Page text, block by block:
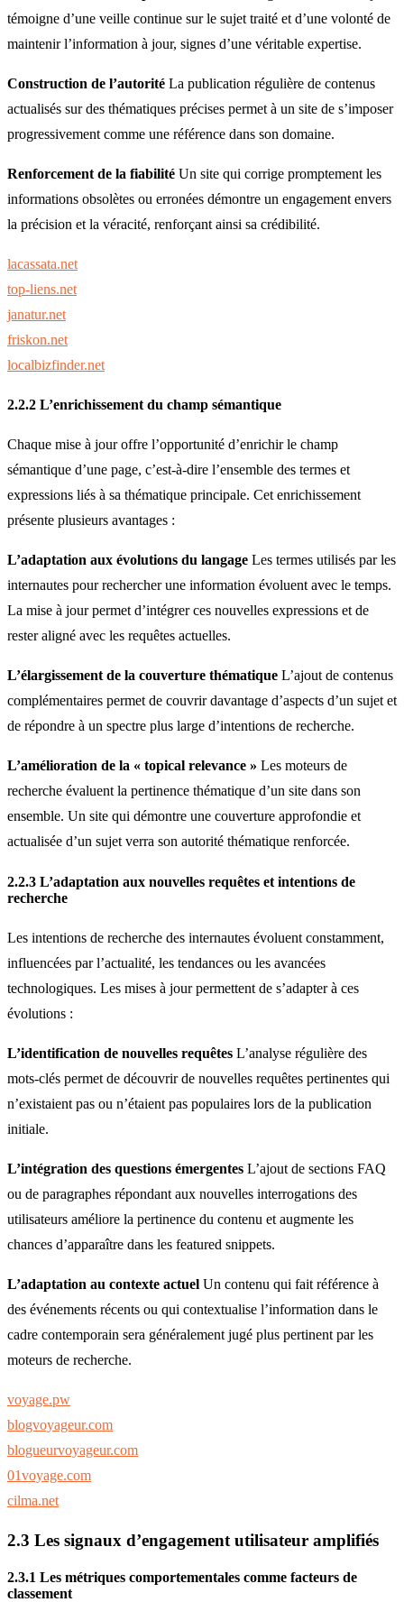
témoigne d’une veille continue sur le sujet traité et d’une volonté de
maintenir l’information à jour, signes d’une véritable expertise.
Construction de l’autorité La publication régulière de contenus
actualisés sur des thématiques précises permet à un site de s’imposer
progressivement comme une référence dans son domaine.
Renforcement de la fiabilité Un site qui corrige promptement les
informations obsolètes ou erronées démontre un engagement envers
la précision et la véracité, renforçant ainsi sa crédibilité.
lacassata.net
top-liens.net
janatur.net
friskon.net
localbizfinder.net
2.2.2 L’enrichissement du champ sémantique
Chaque mise à jour offre l’opportunité d’enrichir le champ
sémantique d’une page, c’est-à-dire l’ensemble des termes et
expressions liés à sa thématique principale. Cet enrichissement
présente plusieurs avantages :
L’adaptation aux évolutions du langage Les termes utilisés par les
internautes pour rechercher une information évoluent avec le temps.
La mise à jour permet d’intégrer ces nouvelles expressions et de
rester aligné avec les requêtes actuelles.
L’élargissement de la couverture thématique L’ajout de contenus
complémentaires permet de couvrir davantage d’aspects d’un sujet et
de répondre à un spectre plus large d’intentions de recherche.
L’amélioration de la « topical relevance » Les moteurs de
recherche évaluent la pertinence thématique d’un site dans son
ensemble. Un site qui démontre une couverture approfondie et
actualisée d’un sujet verra son autorité thématique renforcée.
2.2.3 L’adaptation aux nouvelles requêtes et intentions de
recherche
Les intentions de recherche des internautes évoluent constamment,
influencées par l’actualité, les tendances ou les avancées
technologiques. Les mises à jour permettent de s’adapter à ces
évolutions :
L’identification de nouvelles requêtes L’analyse régulière des
mots-clés permet de découvrir de nouvelles requêtes pertinentes qui
n’existaient pas ou n’étaient pas populaires lors de la publication
initiale.
L’intégration des questions émergentes L’ajout de sections FAQ
ou de paragraphes répondant aux nouvelles interrogations des
utilisateurs améliore la pertinence du contenu et augmente les
chances d’apparaître dans les featured snippets.
L’adaptation au contexte actuel Un contenu qui fait référence à
des événements récents ou qui contextualise l’information dans le
cadre contemporain sera généralement jugé plus pertinent par les
moteurs de recherche.
voyage.pw
blogvoyageur.com
blogueurvoyageur.com
01voyage.com
cilma.net
2.3 Les signaux d’engagement utilisateur amplifiés
2.3.1 Les métriques comportementales comme facteurs de
classement